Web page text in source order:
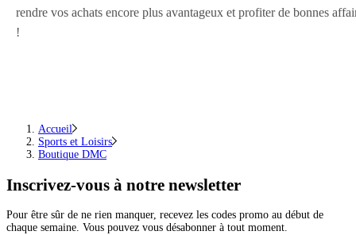
rendre vos achats encore plus avantageux et profiter de bonnes
!
Accueil
Sports et Loisirs
Boutique DMC
Inscrivez-vous à notre newsletter
Pour être sûr de ne rien manquer, recevez les codes promo au début de
chaque semaine. Vous pouvez vous désabonner à tout moment.